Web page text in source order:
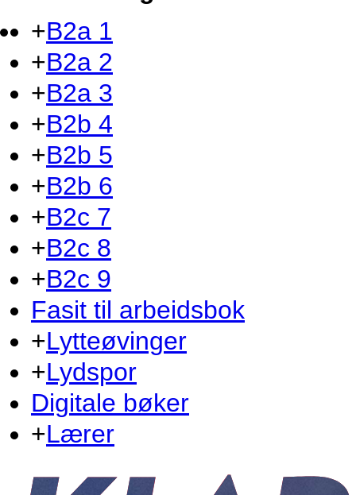
+B2a 1
+B2a 2
+B2a 3
+B2b 4
+B2b 5
+B2b 6
+B2c 7
+B2c 8
+B2c 9
Fasit til arbeidsbok
+Lytteøvinger
+Lydspor
Digitale bøker
+Lærer